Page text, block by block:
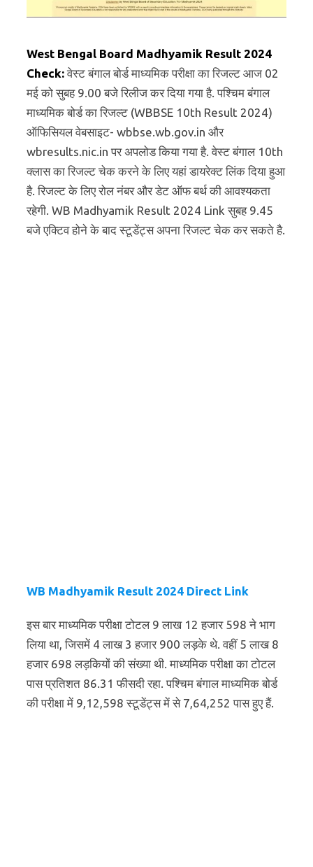
West Bengal Board Madhyamik Result 2024
Check:वेस्ट बंगाल बोर्ड माध्यमिक परीक्षा का रिजल्ट आज 02
मई को सुबह 9.00 बजे रिलीज कर दिया गया है. पश्चिम बंगाल
माध्यमिक बोर्ड का रिजल्ट (WBBSE 10th Result 2024)
ऑफिसियल वेबसाइट- wbbse.wb.gov.in और
wbresults.nic.in पर अपलोड किया गया है. वेस्ट बंगाल 10th
क्लास का रिजल्ट चेक करने के लिए यहां डायरेक्ट लिंक दिया हुआ
है. रिजल्ट के लिए रोल नंबर और डेट ऑफ बर्थ की आवश्यकता
रहेगी. WB Madhyamik Result 2024 Link सुबह 9.45
बजे एक्टिव होने के बाद स्टूडेंट्स अपना रिजल्ट चेक कर सकते है.
WB Madhyamik Result 2024 Direct Link
इस बार माध्यमिक परीक्षा टोटल 9 लाख 12 हजार 598 ने भाग
लिया था, जिसमें 4 लाख 3 हजार 900 लड़के थे. वहीं 5 लाख 8
हजार 698 लड़कियों की संख्या थी. माध्यमिक परीक्षा का टोटल
पास प्रतिशत 86.31 फीसदी रहा. पश्चिम बंगाल माध्यमिक बोर्ड
की परीक्षा में 9,12,598 स्टूडेंट्स में से 7,64,252 पास हुए हैं.